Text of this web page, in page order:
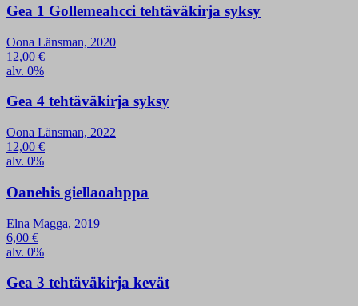
Gea 1 Gollemeahcci tehtäväkirja syksy
Oona Länsman, 2020
12,00 €
alv. 0%
Gea 4 tehtäväkirja syksy
Oona Länsman, 2022
12,00 €
alv. 0%
Oanehis giellaoahppa
Elna Magga, 2019
6,00 €
alv. 0%
Gea 3 tehtäväkirja kevät